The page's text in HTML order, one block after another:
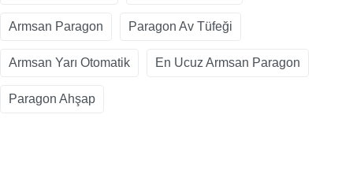
Armsan Paragon Paragon Av Tüfeği
Armsan Yarı Otomatik En Ucuz Armsan Paragon
Paragon Ahşap